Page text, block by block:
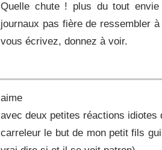
Quelle chute ! plus du tout
journaux pas fière de ressembler
vous écrivez, donnez à voir.
aime
avec deux petites réactions idiotes
carreleur le but de mon petit fils